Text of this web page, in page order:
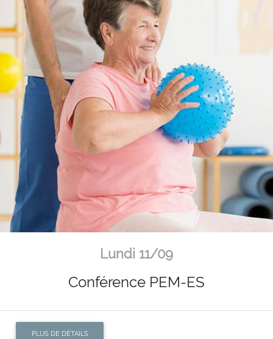
Lundi 11/09
Conférence PEM-ES
PLUS DE DÉTAILS